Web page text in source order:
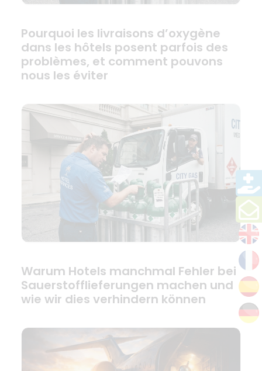
Pourquoi les livraisons d’oxygène
dans les hôtels posent parfois des
problèmes, et comment pouvons
nous les éviter
Warum Hotels manchmal Fehler bei
Sauerstofflieferungen machen und
wie wir dies verhindern können